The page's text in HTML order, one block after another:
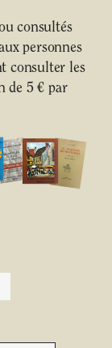
consultés
personnes
consulter les
de 5 € par